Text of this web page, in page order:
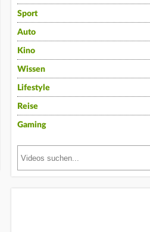
Sport
Auto
Kino
Wissen
Lifestyle
Reise
Gaming